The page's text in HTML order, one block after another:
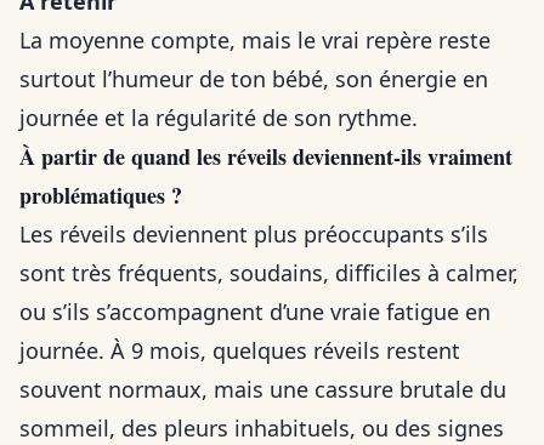
La moyenne compte, mais le vrai repère reste
surtout l’humeur de ton bébé, son énergie en
journée et la régularité de son rythme.
À partir de quand les réveils deviennent-ils vraiment
problématiques ?
Les réveils deviennent plus préoccupants s’ils
sont très fréquents, soudains, difficiles à calmer,
ou s’ils s’accompagnent d’une vraie fatigue en
journée. À 9 mois, quelques réveils restent
souvent normaux, mais une cassure brutale du
sommeil, des pleurs inhabituels, ou des signes